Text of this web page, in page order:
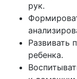
рук.
Развивать
ребенка.